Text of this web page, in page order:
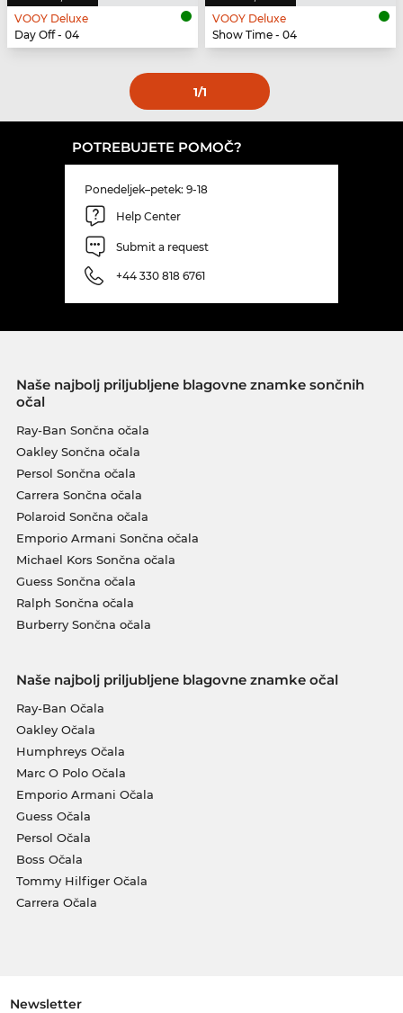
VOOY Deluxe
Day Off - 04
VOOY Deluxe
Show Time - 04
1/1
POTREBUJETE POMOČ?
Ponedeljek–petek: 9-18
Help Center
Submit a request
+44 330 818 6761
Naše najbolj priljubljene blagovne znamke sončnih
očal
Ray-Ban Sončna očala
Oakley Sončna očala
Persol Sončna očala
Carrera Sončna očala
Polaroid Sončna očala
Emporio Armani Sončna očala
Michael Kors Sončna očala
Guess Sončna očala
Ralph Sončna očala
Burberry Sončna očala
Naše najbolj priljubljene blagovne znamke očal
Ray-Ban Očala
Oakley Očala
Humphreys Očala
Marc O Polo Očala
Emporio Armani Očala
Guess Očala
Persol Očala
Boss Očala
Tommy Hilfiger Očala
Carrera Očala
Newsletter